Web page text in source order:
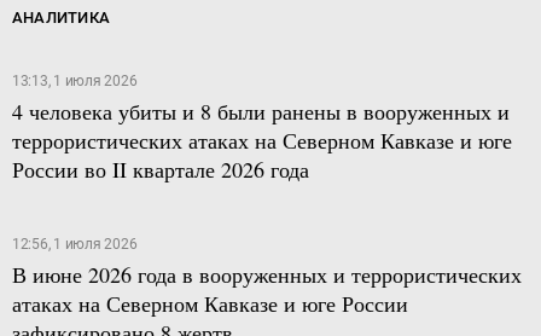
АНАЛИТИКА
13:13, 1 июля 2026
4 человека убиты и 8 были ранены в вооруженных и
террористических атаках на Северном Кавказе и юге
России во II квартале 2026 года
12:56, 1 июля 2026
В июне 2026 года в вооруженных и террористических
атаках на Северном Кавказе и юге России